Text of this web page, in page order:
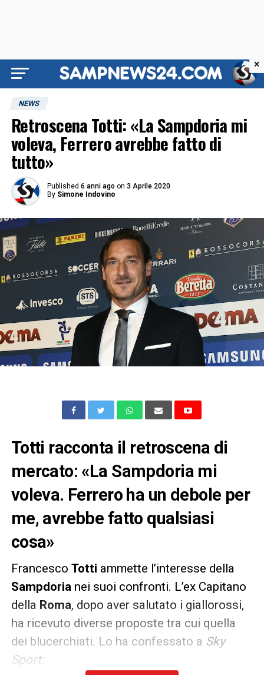
NEWS
Retroscena Totti: «La Sampdoria mi
voleva, Ferrero avrebbe fatto di
tutto»
Published 6 anni ago on 3 Aprile 2020
By Simone Indovino
Totti racconta il retroscena di
mercato: «La Sampdoria mi
voleva. Ferrero ha un debole per
me, avrebbe fatto qualsiasi
cosa»
Francesco Totti ammette l’interesse della
Sampdoria nei suoi confronti. L’ex Capitano
della Roma, dopo aver salutato i giallorossi,
ha ricevuto diverse proposte tra cui quella
dei blucerchiati. Lo ha confessato a Sky
Sport:
×